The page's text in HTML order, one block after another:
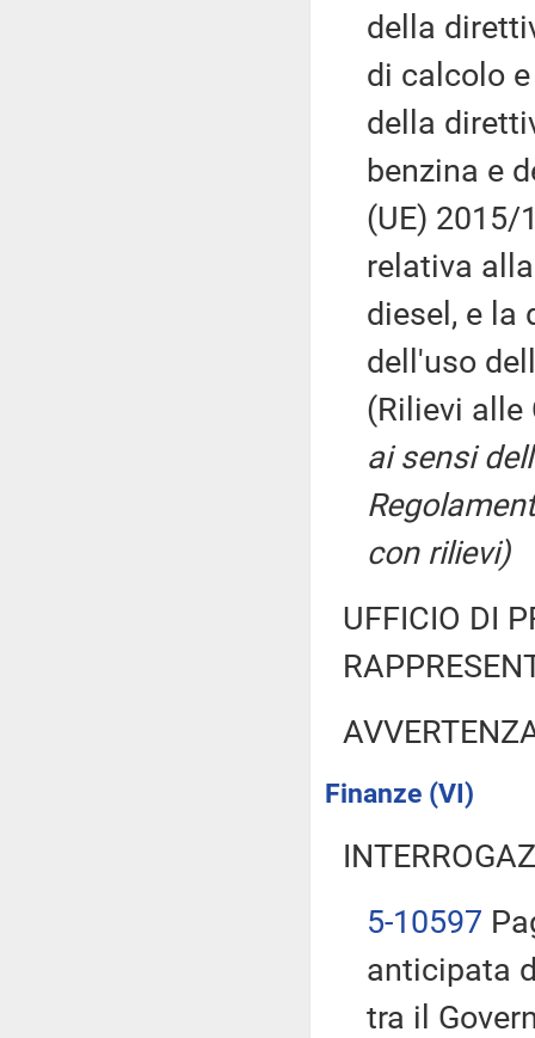
della
di calcolo
della
benzina e
(UE) 2015/
relativa
diesel, e la
dell'uso
(Rilievi
ai sensi
con rilievi)
UFFICIO DI
Finanze (VI)
5-10597
anticipata
tra il